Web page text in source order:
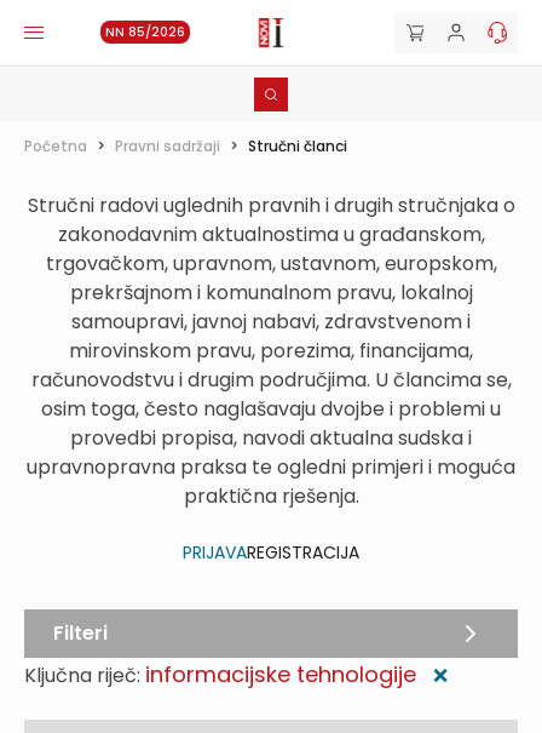
NN 85/2026
Početna > Pravni sadržaji > Stručni članci
Stručni radovi uglednih pravnih i drugih stručnjaka o
zakonodavnim aktualnostima u građanskom,
trgovačkom, upravnom, ustavnom, europskom,
prekršajnom i komunalnom pravu, lokalnoj
samoupravi, javnoj nabavi, zdravstvenom i
mirovinskom pravu, porezima, financijama,
računovodstvu i drugim područjima. U člancima se,
osim toga, često naglašavaju dvojbe i problemi u
provedbi propisa, navodi aktualna sudska i
upravnopravna praksa te ogledni primjeri i moguća
praktična rješenja.
PRIJAVAREGISTRACIJA
Ključna riječ: informacijske tehnologije ❌
Filteri